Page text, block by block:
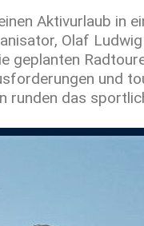
Aktivurlaub in
Olaf
geplanten
und
runden das